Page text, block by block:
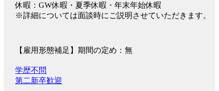
休暇：GW休暇・夏季休暇・年末年始休暇
※詳細については面談時にご説明させていただきます。
【雇用形態補足】期間の定め：無
学歴不問
第二新卒歓迎